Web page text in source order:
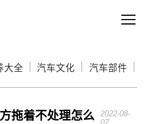
大全 汽车文化 汽车部件
拖着不处理怎么
2022-08-